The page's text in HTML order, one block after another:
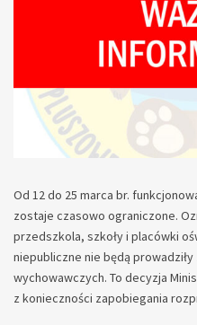
Od 12 do 25 marca br.
zostaje czasowo ograniczone.
przedszkola, szkoły i placówki
niepubliczne nie będą
wychowawczych. To decyzja
z konieczności zapobiegania